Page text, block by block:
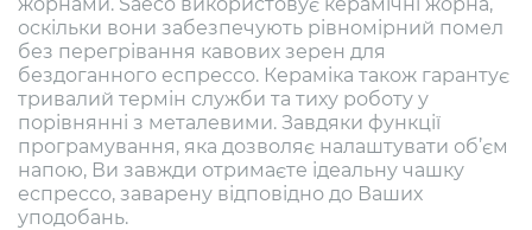
оскільки вони забезпечують рівномірний помел
без перегрівання кавових зерен для
бездоганного еспрессо. Кераміка також гарантує
тривалий термін служби та тиху роботу у
порівнянні з металевими. Завдяки функції
програмування, яка дозволяє налаштувати об’єм
напою, Ви завжди отримаєте ідеальну чашку
еспрессо, заварену відповідно до Ваших
уподобань.